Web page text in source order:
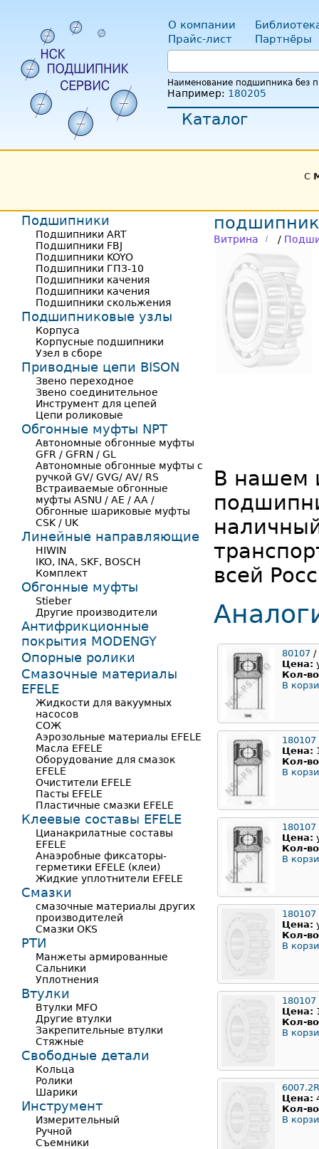
О компании
Прайс-лист
Партнёры
Наименование подшипника без
Например: 180205
Каталог
С
подшипник
Витрина /
В нашем
всей
80107 /
Цена:
Кол-
В
180107
Цена:
Кол-
В
180107
Цена:
Кол-
В
180107
Цена:
Кол-
В
180107
Цена:
Кол-
В
Цена:
Кол-
В
Подшипники
Подшипники ART
Подшипники FBJ
Подшипники KOYO
Подшипники ГПЗ-10
Подшипники качения
Подшипники качения
Подшипники скольжения
Подшипниковые узлы
Корпуса
Корпусные подшипники
Узел в сборе
Приводные цепи BISON
Звено переходное
Звено соединительное
Инструмент для цепей
Цепи роликовые
Обгонные муфты NPT
Автономные обгонные муфты
GFR / GFRN / GL
Автономные обгонные муфты с
ручкой GV/ GVG/ AV/ RS
Встраиваемые обгонные
муфты ASNU / AE / AA /
Обгонные шариковые муфты
CSK / UK
Линейные направляющие
HIWIN
IKO, INA, SKF, BOSCH
Комплект
Обгонные муфты
Stieber
Другие производители
Антифрикционные
покрытия MODENGY
Опорные ролики
Смазочные материалы
EFELE
Жидкости для вакуумных
насосов
СОЖ
Аэрозольные материалы EFELE
Масла EFELE
Оборудование для смазок
EFELE
Очистители EFELE
Пасты EFELE
Пластичные смазки EFELE
Клеевые составы EFELE
Цианакрилатные составы
EFELE
Анаэробные фиксаторы-
герметики EFELE (клеи)
Жидкие уплотнители EFELE
Смазки
смазочные материалы других
производителей
Смазки OKS
РТИ
Манжеты армированные
Сальники
Уплотнения
Втулки
Втулки MFO
Другие втулки
Закрепительные втулки
Стяжные
Свободные детали
Кольца
Ролики
Шарики
Инструмент
Измерительный
Ручной
Съемники